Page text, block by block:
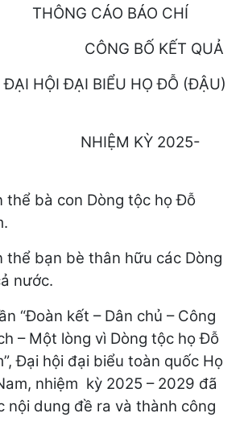
CÁO BÁO CHÍ
BỐ KẾT QUẢ
BIỂU HỌ ĐỖ (ĐẬU)
KỲ 2025-
thể bà con Dòng tộc họ Đỗ
thể bạn bè thân hữu các Dòng
nước.
kết – Dân chủ – Công
– Một lòng vì Dòng tộc họ Đỗ
Đại hội đại biểu toàn quốc Họ
nhiệm kỳ 2025 – 2029 đã
nội dung đề ra và thành công